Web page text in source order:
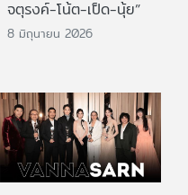
จตุรงค์-โน้ต-เป็ด-นุ้ย”
8 มิถุนายน 2026